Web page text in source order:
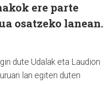
ere parte
osatzeko lanean.
dute Udalak eta Laudion
lan egiten duten